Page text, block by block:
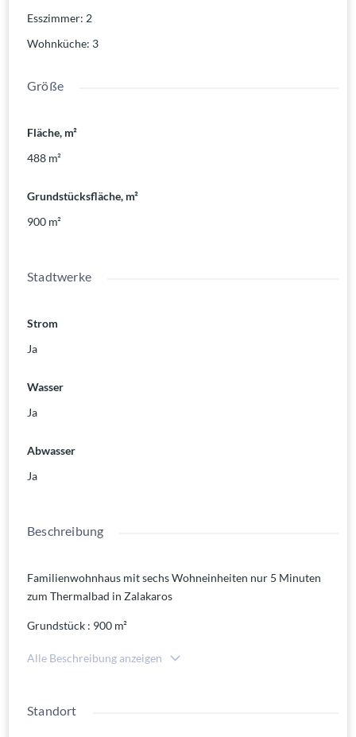
Esszimmer: 2
Wohnküche: 3
Größe
Fläche, m²
488 m²
Grundstücksfläche, m²
900 m²
Stadtwerke
Strom
Ja
Wasser
Ja
Abwasser
Ja
Beschreibung
Familienwohnhaus mit sechs Wohneinheiten nur 5 Minuten
zum Thermalbad in Zalakaros
Grundstück : 900 m²
m² und 48 m²
Alle Beschreibung anzeigen
Standort